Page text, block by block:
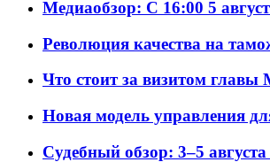
Медиаобзор: С 16:00 5
Революция качества на
Что стоит за визитом
Новая модель управления
Судебный обзор: 3–5 августа